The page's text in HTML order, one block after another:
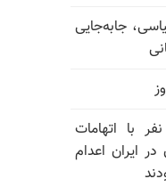
جابه‌جایی
سازمان ملل: دست‌کم ۵۶ نفر با اتهامات
۱۴۰۴ تاکنون در ایران اعدام